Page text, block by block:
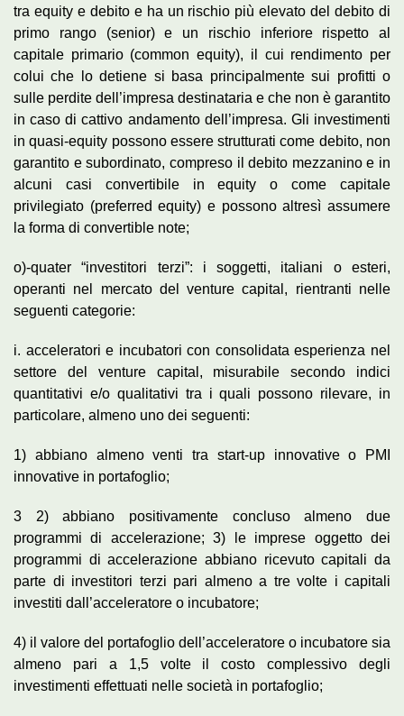
tra equity e debito e ha un rischio più elevato del debito di
primo rango (senior) e un rischio inferiore rispetto al
capitale primario (common equity), il cui rendimento per
colui che lo detiene si basa principalmente sui profitti o
sulle perdite dell’impresa destinataria e che non è garantito
in caso di cattivo andamento dell’impresa. Gli investimenti
in quasi-equity possono essere strutturati come debito, non
garantito e subordinato, compreso il debito mezzanino e in
alcuni casi convertibile in equity o come capitale
privilegiato (preferred equity) e possono altresì assumere
la forma di convertible note;
o)-quater “investitori terzi”: i soggetti, italiani o esteri,
operanti nel mercato del venture capital, rientranti nelle
seguenti categorie:
i. acceleratori e incubatori con consolidata esperienza nel
settore del venture capital, misurabile secondo indici
quantitativi e/o qualitativi tra i quali possono rilevare, in
particolare, almeno uno dei seguenti:
1) abbiano almeno venti tra start-up innovative o PMI
innovative in portafoglio;
3 2) abbiano positivamente concluso almeno due
programmi di accelerazione; 3) le imprese oggetto dei
programmi di accelerazione abbiano ricevuto capitali da
parte di investitori terzi pari almeno a tre volte i capitali
investiti dall’acceleratore o incubatore;
4) il valore del portafoglio dell’acceleratore o incubatore sia
almeno pari a 1,5 volte il costo complessivo degli
investimenti effettuati nelle società in portafoglio;